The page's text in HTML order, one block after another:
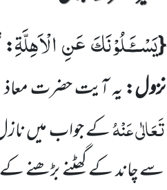
{یَسْــٴَـلُوْنَكَ عَنِ الْاَهِلَّةِ:
نزول:یہ آیت حضرت
تَعَالٰی عَنْہُکے جواب میں
سے چاند کے گھٹنے بڑھنے